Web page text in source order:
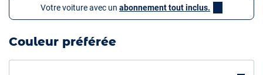
Votre voiture avec un abonnement tout inclus.
Couleur préférée